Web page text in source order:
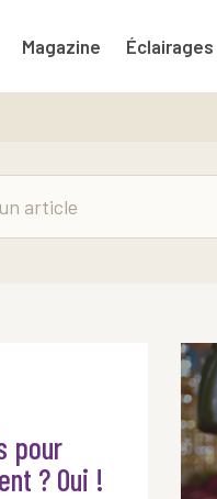
Magazine Éclairages
pour
? Oui !